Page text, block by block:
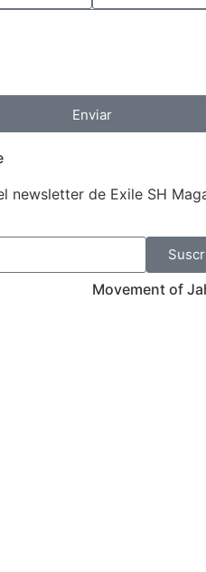
Enviar
newsletter de Exile SH
Movement of